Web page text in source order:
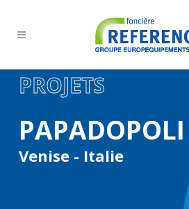
PROJETS
PAPADOPOLI
Venise - Italie